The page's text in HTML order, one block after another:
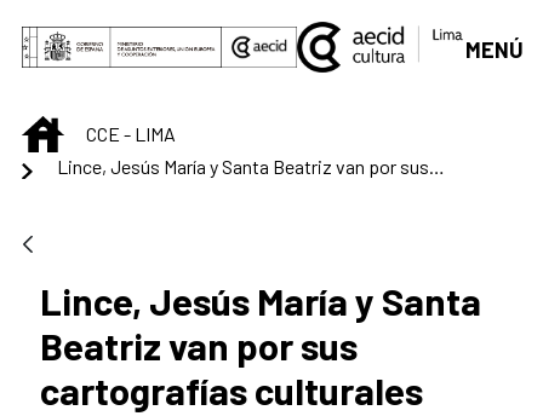
Saltar al contenido principal
MENÚ
INICIOCCE - LIMA
Lince, Jesús María y Santa Beatriz van por sus cartografías culturales
Lince, Jesús María y Santa
Beatriz van por sus
cartografías culturales